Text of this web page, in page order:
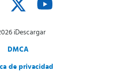
iDescargar
DMCA
de privacidad